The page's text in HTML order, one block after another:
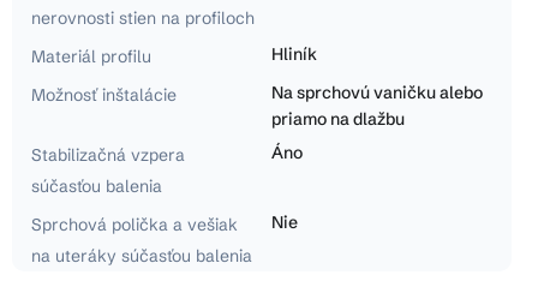
nerovnosti stien na profiloch
Materiál profilu
Hliník
Možnosť inštalácie
Na sprchovú vaničku alebo
priamo na dlažbu
Stabilizačná vzpera
súčasťou balenia
Áno
Sprchová polička a vešiak
na uteráky súčasťou balenia
Nie